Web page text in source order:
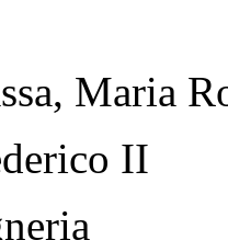
Maria
II